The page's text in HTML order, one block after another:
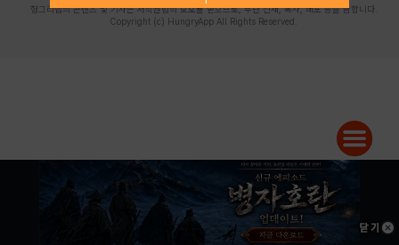
헝그리앱의 콘텐츠 및 기사는 저작권법의 보호를 받으므로, 무단 전재, 복사, 배포 등을 금합니다.
Copyright (c) HungryApp All Rights Reserved.